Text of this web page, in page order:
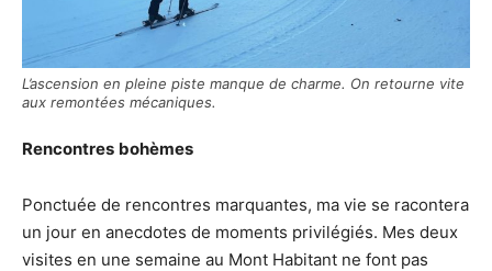
L’ascension en pleine piste manque de charme. On retourne vite
aux remontées mécaniques.
Rencontres bohèmes
Ponctuée de rencontres marquantes, ma vie se racontera
un jour en anecdotes de moments privilégiés. Mes deux
visites en une semaine au Mont Habitant ne font pas